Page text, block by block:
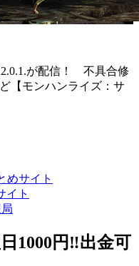
が配信！ 不具合修
【モンハンライズ：サ
めサイト
イト
1000円‼️出金可